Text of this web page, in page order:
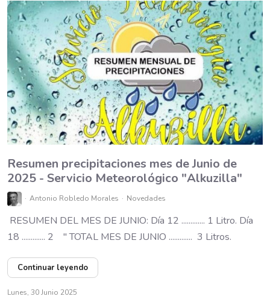
Resumen precipitaciones mes de Junio de
2025 - Servicio Meteorológico "Alkuzilla"
Antonio Robledo Morales Novedades
RESUMEN DEL MES DE JUNIO: Día 12 ............. 1 Litro. Día
18 ............. 2 " TOTAL MES DE JUNIO ............. 3 Litros.
Continuar leyendo
Lunes, 30 Junio 2025